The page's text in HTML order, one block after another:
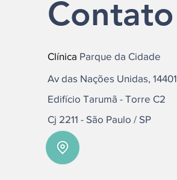
Contato
Clínica Parque da Cidade
Av das Nações Unidas, 14401
Edifício Tarumã - Torre C2
Cj 2211 - São Paulo / SP